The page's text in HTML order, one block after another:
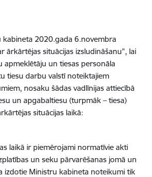
kabineta 2020.gada 6.novembra
ārkārtējas situācijas izsludināšanu”, lai
apmeklētāju un tiesas personāla
tiesu darbu valstī noteiktajiem
nosaku šādas vadlīnijas attiecībā
un apgabaltiesu (turpmāk – tiesa)
situācijas laikā:
laikā ir piemērojami normatīvie akti
un seku pārvarēšanas jomā un
izdotie Ministru kabineta noteikumi tik